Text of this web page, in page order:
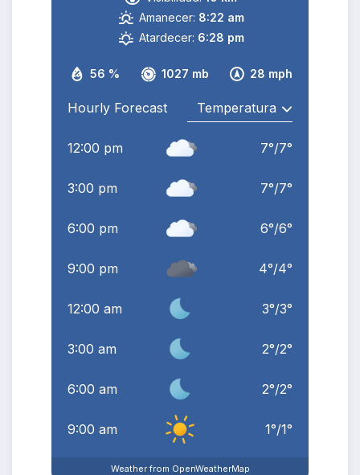
56 % 1027 mb 28 mph
Amanecer: 8:22 am
Atardecer: 6:28 pm
Hourly Forecast
12:00 pm 7°/7°
3:00 pm 7°/7°
6:00 pm 6°/6°
9:00 pm 4°/4°
12:00 am 3°/3°
3:00 am 2°/2°
6:00 am 2°/2°
9:00 am 1°/1°
Weather from OpenWeatherMap